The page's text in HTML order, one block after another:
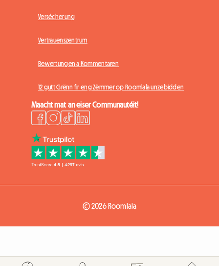
Versécherung
Vertrauenszentrum
Bewertungen a Kommentaren
12 gutt Grënn fir eng Zëmmer op Roomlala unzebidden
Maacht mat an eiser Communautéit!
© 2026 Roomlala